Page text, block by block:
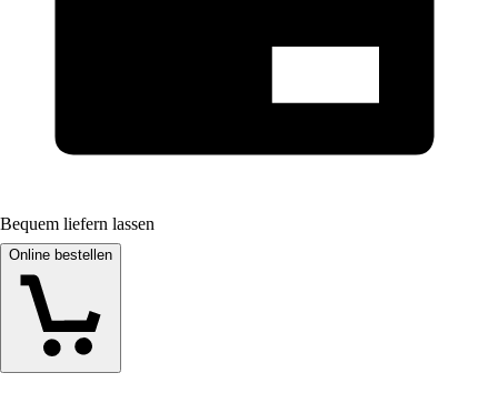
Bequem liefern lassen
Online bestellen